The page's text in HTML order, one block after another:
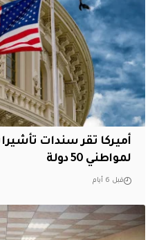
لمواطني 50 دولة
قبل 6 أيام